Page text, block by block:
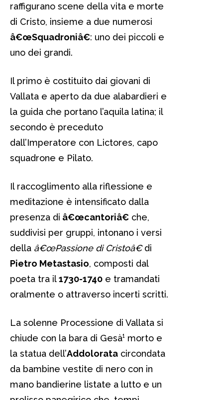
raffigurano scene della vita e morte
di Cristo, insieme a due numerosi
â€œSquadroniâ€: uno dei piccoli e
uno dei grandi.
Il primo è costituito dai giovani di
Vallata e aperto da due alabardieri e
la guida che portano l’aquila latina; il
secondo è preceduto
dall’Imperatore con Lictores, capo
squadrone e Pilato.
Il raccoglimento alla riflessione e
meditazione è intensificato dalla
presenza di â€œcantoriâ€ che,
suddivisi per gruppi, intonano i versi
della â€œPassione di Cristoâ€di
Pietro Metastasio, composti dal
poeta tra il1730-1740 e tramandati
oralmente o attraverso incerti scritti.
La solenne Processione di Vallata si
chiude con la bara di Gesà¹ morto e
la statua dell’Addolorata circondata
da bambine vestite di nero con in
mano bandierine listate a lutto e un